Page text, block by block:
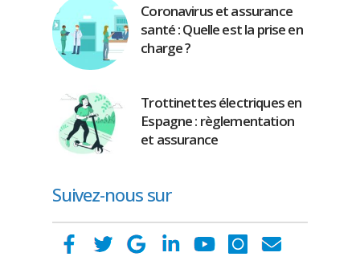
Coronavirus et assurance
santé : Quelle est la prise en
charge ?
Trottinettes électriques en
Espagne : règlementation
et assurance
Suivez-nous sur